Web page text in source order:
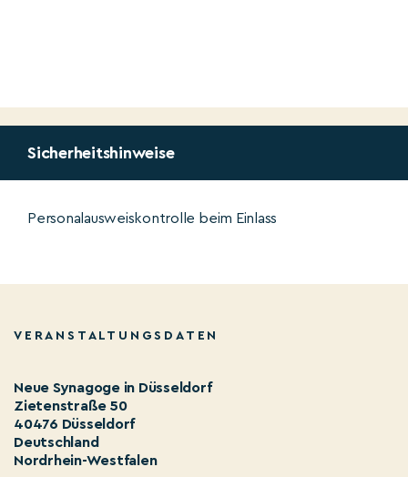
Sicherheitshinweise
Personalausweiskontrolle beim Einlass
VERANSTALTUNGSDATEN
Neue Synagoge in Düsseldorf
Zietenstraße 50
40476 Düsseldorf
Deutschland
Nordrhein-Westfalen